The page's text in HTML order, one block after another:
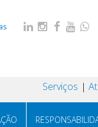
Serviços